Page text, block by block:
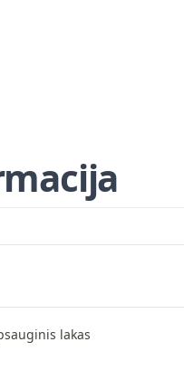
lakas